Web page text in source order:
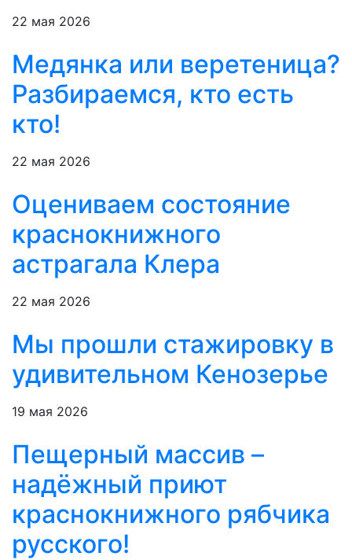
22 мая 2026
Медянка или веретеница?
Разбираемся, кто есть
кто!
22 мая 2026
Оцениваем состояние
краснокнижного
астрагала Клера
22 мая 2026
Мы прошли стажировку в
удивительном Кенозерье
19 мая 2026
Пещерный массив –
надёжный приют
краснокнижного рябчика
русского!